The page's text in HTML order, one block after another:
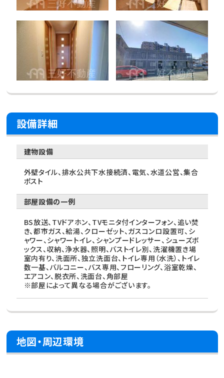
設備詳細
建物設備
外壁タイル、排水公共下水接続済、電気、水道公営、集合
ポスト
部屋設備の一例
BS放送、TVドアホン、TVモニタ付インターフォン、追い焚
き、都市ガス、給湯、クローゼット、ガスコンロ設置可、シ
ャワー、シャワートイレ、シャンプードレッサー、シューズボ
ックス、収納、浄水器、照明、バストイレ別、洗濯機置き場
室内有り、洗面所、独立洗面台、トイレ専用（水洗）、トイレ
数一基、バルコニー、バス専用、フローリング、浴室乾燥、
エアコン、脱衣所、洗面台、角部屋
※部屋によって異なる場合がございます。
地図・周辺環境